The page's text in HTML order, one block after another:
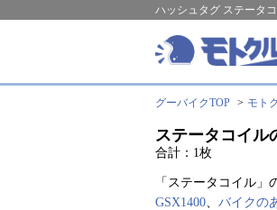
ハッシュタグ ステータ
グーバイクTOP モト
ステータコイル
合計：1枚
「ステータコイル」
GSX1400、 バイクの